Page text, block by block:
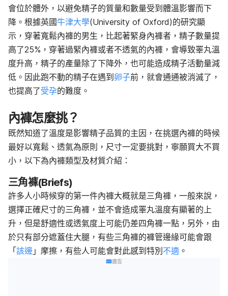
會位於體外，以避免精子的質量和數量受到體溫影響而下
降。根據英國牛津大學(University of Oxford)的研究顯
示，穿著寬鬆內褲的男生，比起著緊身內褲者，精子數量提
高了25%，穿著過緊內褲或者不透氣的內褲，會導致睪丸溫
度升高，精子的產量除了下降外，也可能造成精子活動量減
低。因此跑不動的精子在遇到卵子前，就會通通被消滅了，
也提高了受孕的難度。
內褲怎麼挑？
既然知道了溫度是影響精子品質的主因，在挑選內褲的時候
最好以寬鬆、透氣為原則，尺寸一定要挑對，寧願買大不買
小，以下為內褲類型及材質介紹：
三角褲(Briefs)
許多人小時候穿的第一件內褲大概就是三角褲，一般來說，
選擇正確尺寸的三角褲，並不會造成睪丸溫度有顯著的上
升，但是舒適性或透氣度上可能仍差四角褲一點，另外，由
於只有部分遮蓋住大腿，有些三角褲的褲管邊緣可能會跟
「該邊 」摩擦，有些人可能會對此感到特別不適 。
廣告